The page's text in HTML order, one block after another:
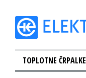
TOPLOTNE ČRPALKE